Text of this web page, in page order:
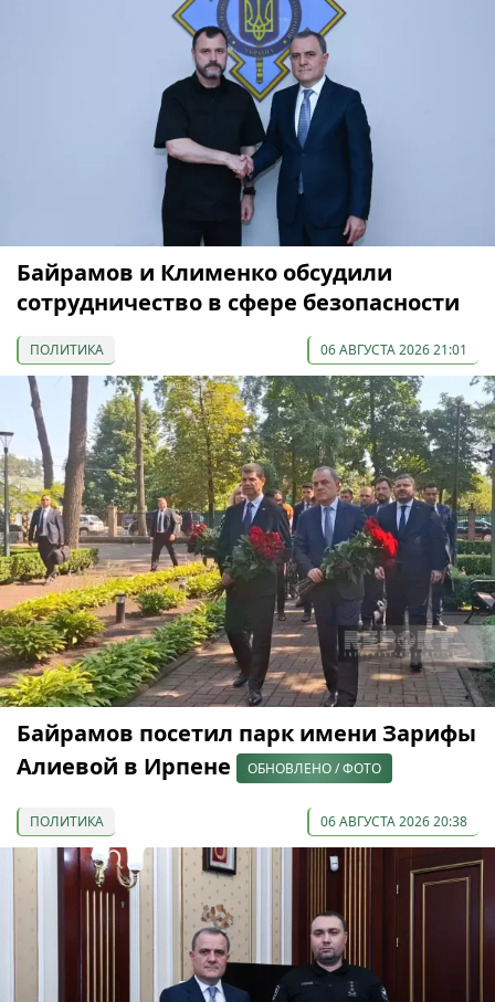
Байрамов и Клименко обсудили
сотрудничество в сфере безопасности
ПОЛИТИКА 06 АВГУСТА 2026 21:01
Байрамов посетил парк имени Зарифы
Алиевой в Ирпене
ОБНОВЛЕНО / ФОТО
ПОЛИТИКА 06 АВГУСТА 2026 20:38